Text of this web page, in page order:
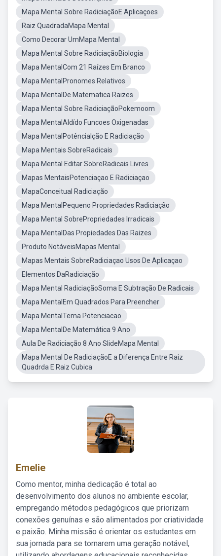
Mapa Mental Sobre RadiciaçãoE Aplicaçoes
Raiz QuadradaMapa Mental
Como Decorar UmMapa Mental
Mapa Mental Sobre RadiciaçãoBiologia
Mapa MentalCom 21 Raízes Em Branco
Mapa MentalPronomes Relativos
Mapa MentalDe Matematica Raizes
Mapa Mental Sobre RadiciaçãoPokemoom
Mapa MentalAldído Funcoes Oxigenadas
Mapa MentalPotêncialção E Radiciação
Mapa Mentais SobreRadicais
Mapa Mental Editar SobreRadicais Livres
Mapas MentaisPotenciaçao E Radiciaçao
MapaConceitual Radiciação
Mapa MentalPequeno Propriedades Radiciação
Mapa Mental SobrePropriedades Irradicais
Mapa MentalDas Propiedades Das Raizes
Produto NotáveisMapas Mental
Mapas Mentais SobreRadiciaçao Usos De Aplicaçao
Elementos DaRadiciação
Mapa Mental RadiciaçãoSoma E Subtração De Radicais
Mapa MentalEm Quadrados Para Preencher
Mapa MentalTema Potenciacao
Mapa MentalDe Matemática 9 Ano
Aula De Radiciação 8 Ano SlideMapa Mental
Mapa Mental De RadiciaçãoE a Diferença Entre Raiz
Quadrda E Raiz Cubica
Emelie
Como mentor, minha dedicação é total ao
desenvolvimento dos alunos no ambiente escolar,
empregando métodos pedagógicos que priorizam
conexões genuínas e são alimentados por criatividade
e paixão. Minha missão é orientar os estudantes em
sua jornada para se tornarem uma geração notável,